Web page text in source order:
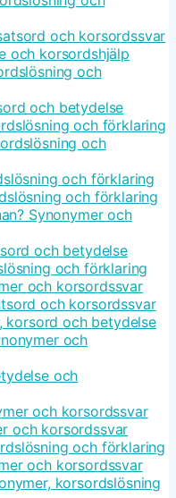
och korsordssvar
och korsordshjälp
och
och betydelse
och förklaring
och
och förklaring
och förklaring
Synonymer och
och betydelse
och förklaring
och korsordssvar
och korsordssvar
korsord och betydelse
och
och
och korsordssvar
och korsordssvar
och förklaring
och korsordssvar
korsordslösning